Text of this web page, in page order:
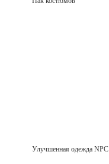
Улучшенная одежда NPC